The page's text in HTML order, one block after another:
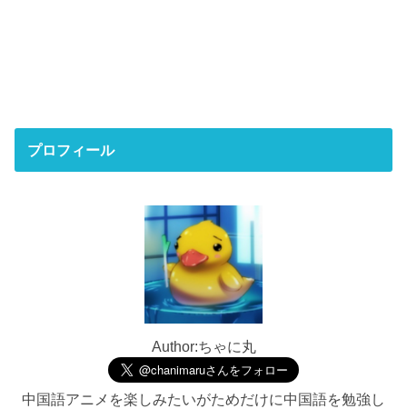
プロフィール
Author:ちゃに丸
中国語アニメを楽しみたいがためだけに中国語を勉強し